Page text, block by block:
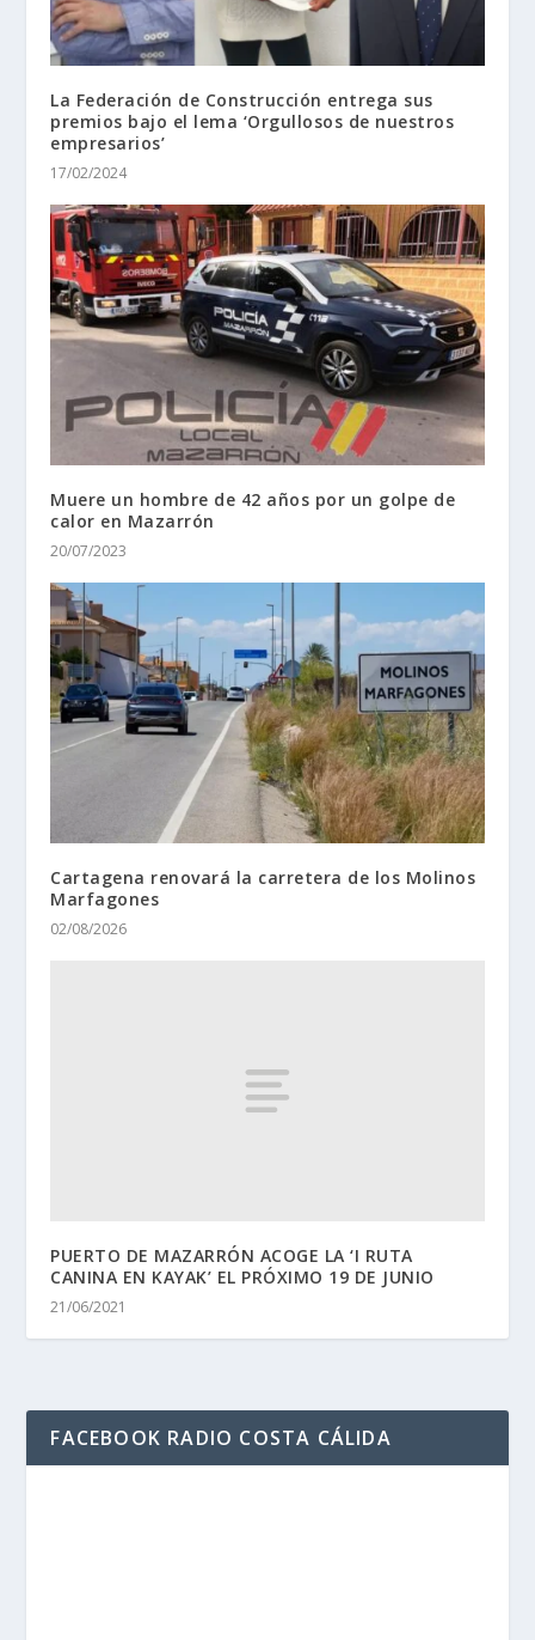
La Federación de Construcción entrega sus
premios bajo el lema ‘Orgullosos de nuestros
empresarios’
17/02/2024
Muere un hombre de 42 años por un golpe de
calor en Mazarrón
20/07/2023
Cartagena renovará la carretera de los Molinos
Marfagones
02/08/2026
PUERTO DE MAZARRÓN ACOGE LA ‘I RUTA
CANINA EN KAYAK’ EL PRÓXIMO 19 DE JUNIO
21/06/2021
FACEBOOK RADIO COSTA CÁLIDA